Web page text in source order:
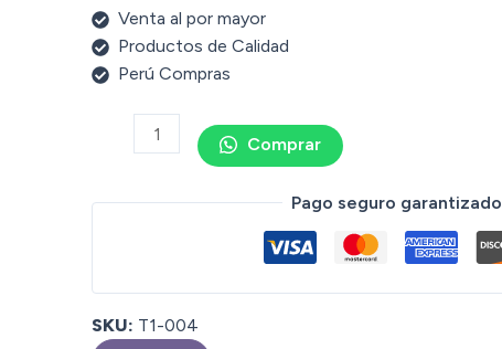
Venta al por mayor
Productos de Calidad
Perú Compras
Comprar
Pago seguro garantizado
SKU: T1-004